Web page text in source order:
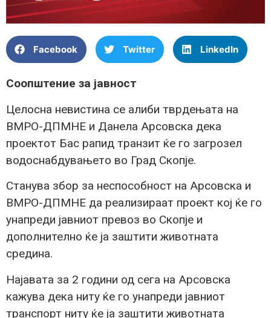
Facebook Twitter LinkedIn
Соопштение за јавност
Целосна невистина се алиби тврдењата на
ВМРО-ДПМНЕ и Данела Арсовска дека
проектот Бас рапид транзит ќе го загрозел
водоснабдувањето во Град Скопје.
Станува збор за неспособност на Арсовска и
ВМРО-ДПМНЕ да реализираат проект кој ќе го
унапреди јавниот превоз во Скопје и
дополнително ќе ја заштити животната
средина.
Најавата за 2 години од сега на Арсовска
кажува дека ниту ќе го унапреди јавниот
транспорт ниту ќе ја заштити животната